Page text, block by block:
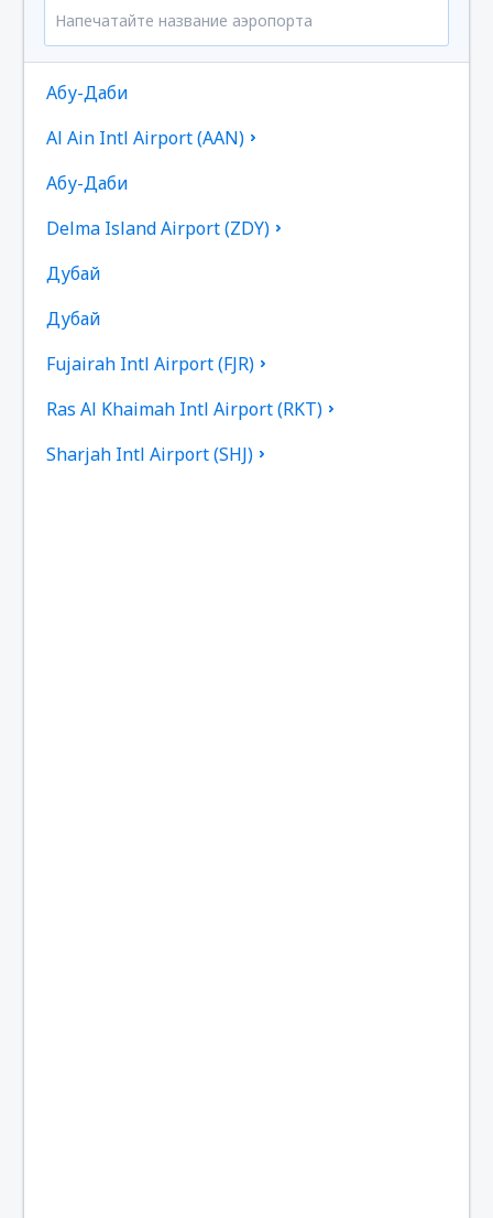
Абу-Даби
Al Ain Intl Airport (AAN)
Абу-Даби
Delma Island Airport (ZDY)
Дубай
Дубай
Fujairah Intl Airport (FJR)
Ras Al Khaimah Intl Airport (RKT)
Sharjah Intl Airport (SHJ)